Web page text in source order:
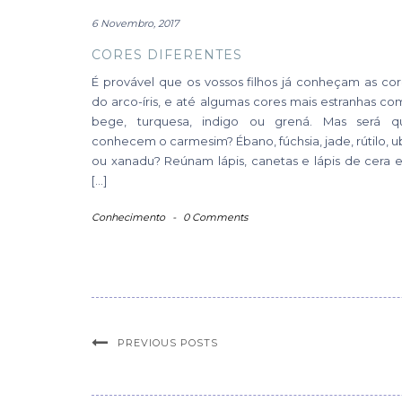
6 Novembro, 2017
CORES DIFERENTES
É provável que os vossos filhos já conheçam as
do arco-íris, e até algumas cores mais estranhas
bege, turquesa, indigo ou grená. Mas será
conhecem o carmesim? Ébano, fúchsia, jade, rútilo,
ou xanadu? Reúnam lápis, canetas e lápis de cera
[…]
Conhecimento - 0 Comments
PREVIOUS POSTS